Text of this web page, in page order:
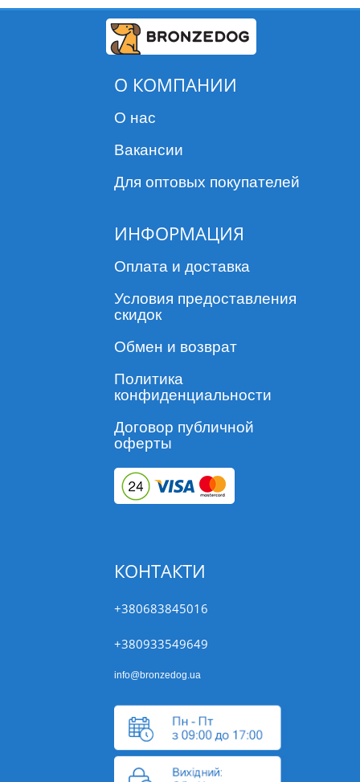
О КОМПАНИИ
О нас
Вакансии
Для оптовых покупателей
ИНФОРМАЦИЯ
Оплата и доставка
Условия предоставления
скидок
Обмен и возврат
Политика
конфиденциальности
Договор публичной
оферты
КОНТАКТИ
+380683845016
+380933549649
info@bronzedog.ua